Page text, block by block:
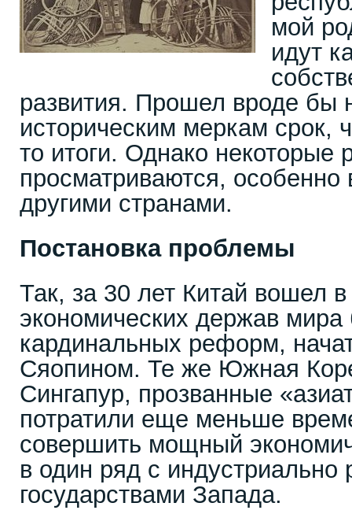
мой
идут
развития. Прошел вроде бы
историческим меркам срок,
то итоги. Однако некоторые
просматриваются, особенно
другими странами.
Постановка проблемы
Так, за 30 лет Китай вошел
экономических держав мира
кардинальных реформ,
Сяопином. Те же Южная
Сингапур, прозванные
потратили еще меньше
совершить мощный
в один ряд с индустриально
государствами Запада.